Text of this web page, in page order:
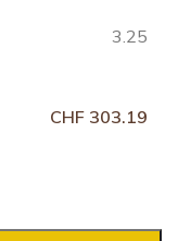
3.25
CHF 303.19